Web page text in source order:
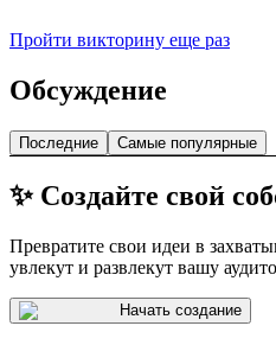
Пройти викторину еще раз
Обсуждение
Последние Самые популярные
✨ Создайте свой
Превратите свои идеи в
увлекут и развлекут вашу
Начать создание